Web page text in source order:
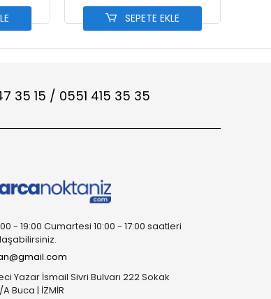
SEPETE EKLE
35 15 / 0551 415 35 35
- 19:00 Cumartesi 10:00 - 17:00 saatleri
Yazar İsmail Sivri Bulvarı 222 Sokak
Buca | İZMİR